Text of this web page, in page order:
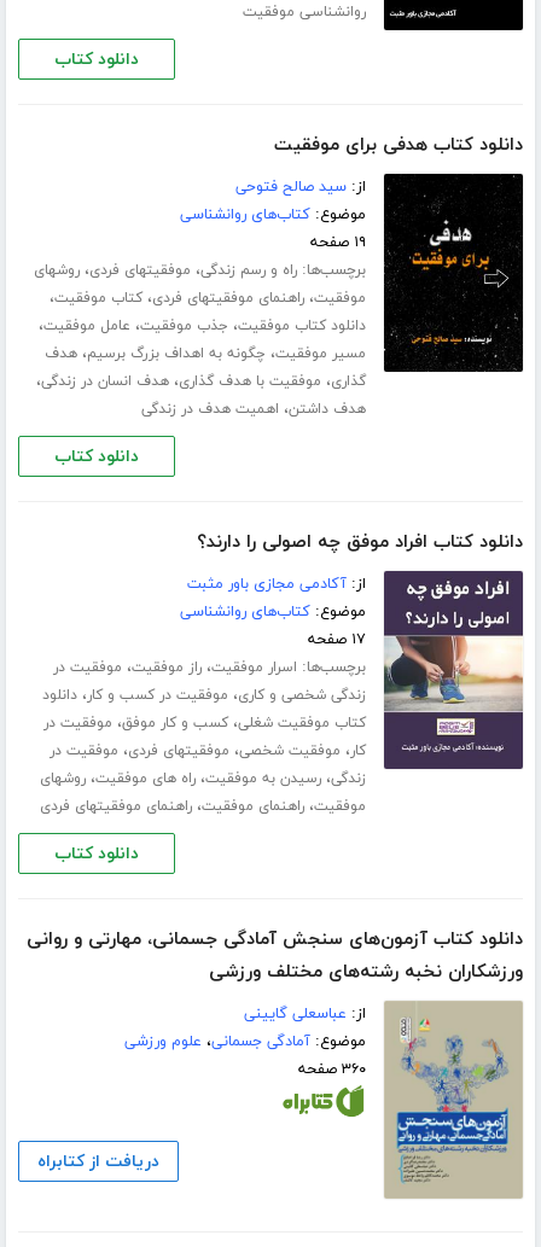
روانشناسی موفقیت
دانلود کتاب
دانلود کتاب هدفی برای موفقیت
از:سید صالح فتوحی
موضوع:کتاب‌های روانشناسی
۱۹ صفحه
برچسب‌ها:راه و رسم زندگی، موفقیتهای فردی،روشهای
موفقیت،راهنمای موفقیتهای فردی،کتاب موفقیت،
دانلود کتاب موفقیت، جذب موفقیت، عامل موفقیت،
مسیر موفقیت، چگونه به اهداف بزرگ برسیم،هدف
گذاری، موفقیت با هدف گذاری،هدف انسان در زندگی،
هدف داشتن، اهمیت هدف در زندگی
دانلود کتاب
دانلود کتاب افراد موفق چه اصولی را دارند؟
از:آکادمی مجازی باور مثبت
موضوع:کتاب‌های روانشناسی
۱۷ صفحه
برچسب‌ها: اسرار موفقیت،راز موفقیت، موفقیت در
زندگی شخصی و کاری، موفقیت در کسب و کار،دانلود
کتاب موفقیت شغلی،کسب و کار موفق، موفقیت در
کار، موفقیت شخصی، موفقیتهای فردی، موفقیت در
زندگی،رسیدن به موفقیت،راه های موفقیت،روشهای
موفقیت،راهنمای موفقیت،راهنمای موفقیتهای فردی
دانلود کتاب
دانلود کتاب آزمون‌های سنجش آمادگی جسمانی، مهارتی و روانی
ورزشکاران نخبه رشته‌های مختلف ورزشی
از: عباسعلی گایینی
موضوع:آمادگی جسمانی، علوم ورزشی
۳۶۰ صفحه
دریافت از کتابراه